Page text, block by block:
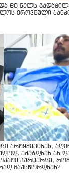
60 წელს
ეროვნული
არტყმევინეს,
ეძებდნენ ან
კურიერზე,
გაუსწორდნენ?